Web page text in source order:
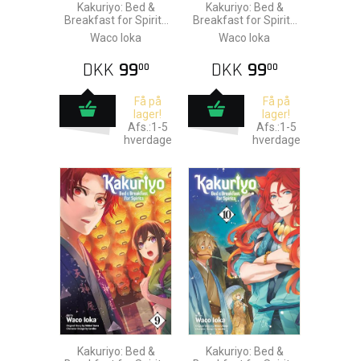
Kakuriyo: Bed &
Breakfast for Spirits
vol. 7
Waco Ioka
DKK 9900
Få på
lager!
Afs.:1-5
hverdage
Kakuriyo: Bed &
Breakfast for Spirits
vol. 8
Waco Ioka
DKK 9900
Få på
lager!
Afs.:1-5
hverdage
Kakuriyo: Bed &
Kakuriyo: Bed &